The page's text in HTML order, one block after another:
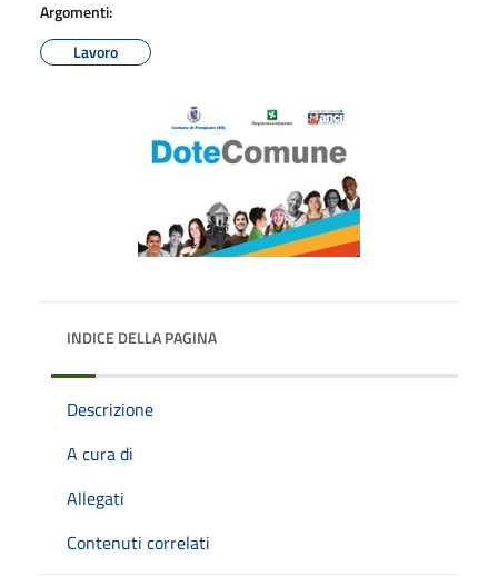
Argomenti:
Lavoro
INDICE DELLA PAGINA
Descrizione
A cura di
Allegati
Contenuti correlati